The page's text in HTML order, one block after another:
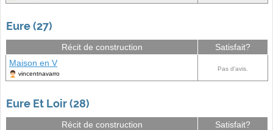
Eure (27)
Récit de construction
Satisfait?
Maison en V
vincentnavarro
Pas d'avis.
Eure Et Loir (28)
Récit de construction
Satisfait?